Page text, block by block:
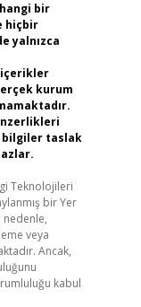
bir
hiçbir
yalnızca
içerikler
kurum
bilgiler taslak
Teknolojileri
bir Yer
nedenle,
veya
Ancak,
kabul